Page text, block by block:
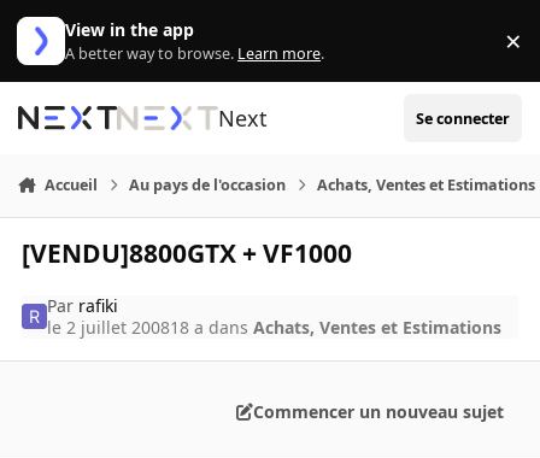
Aller au contenu
View in the app
A better way to browse. Learn more. ×
Next Se connecter
Accueil Au pays de l'occasion Achats, Ventes et Estimations
[VENDU]8800GTX + VF1000
Par rafiki
le 2 juillet 200818 a dansAchats, Ventes et Estimations
Commencer un nouveau sujet